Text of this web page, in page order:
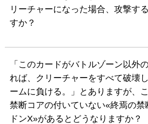
リーチャーになった場合、攻撃す
すか？
「このカードがバトルゾーン以外
れば、クリーチャーをすべて破壊
ームに負ける。」とありますが、
禁断コアの付いていない«終焉の禁
ドンX»があるとどうなりますか？